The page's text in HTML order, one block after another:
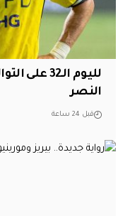
لليوم
النصر
قبل 24 ساعة